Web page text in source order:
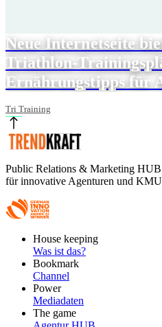
Neue Internetseite
Triathlon-
Ernährungstipps für
Tri Training
Public Relations & Marketing HUB
für innovative Agenturen und KMU
FooterHouse keeping
Was ist das?
Bookmark
Channel
Power
Mediadaten
The game